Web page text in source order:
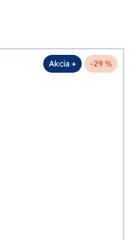
Akcia + -29 %